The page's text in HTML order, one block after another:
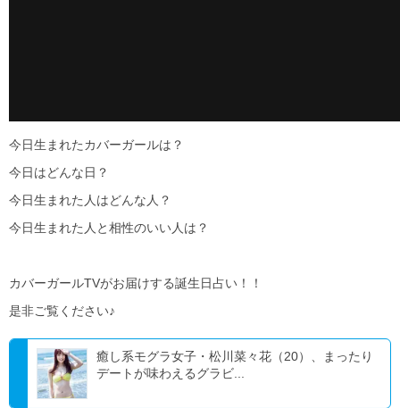
今日生まれたカバーガールは？
今日はどんな日？
今日生まれた人はどんな人？
今日生まれた人と相性のいい人は？
カバーガールTVがお届けする誕生日占い！！
是非ご覧ください♪
癒し系モグラ女子・松川菜々花（20）、まったり
デートが味わえるグラビ...